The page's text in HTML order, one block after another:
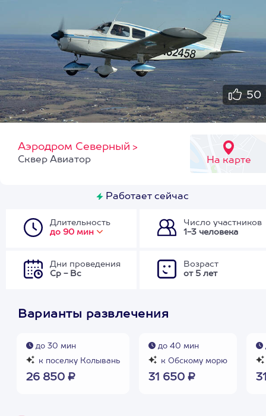
50
Аэродром Северный >
На карте
Сквер Авиатор
Работает сейчас
Длительность
до 90 мин
Число участников
1-3 человека
Дни проведения
Ср - Вс
Возраст
от 5 лет
Варианты развлечения
до 30 мин
к поселку Колывань
26 850 ₽
до 40 мин
к Обскому морю
31 650 ₽